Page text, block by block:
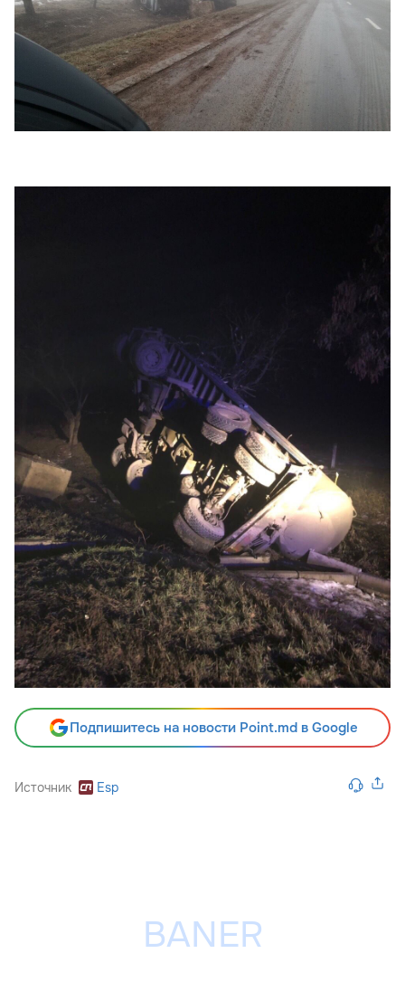
Подпишитесь на новости Point.md в Google
Источник Esp